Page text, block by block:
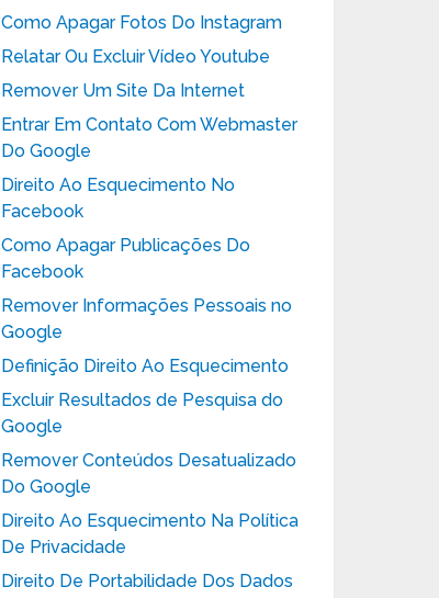
Como Apagar Fotos Do Instagram
Relatar Ou Excluir Vídeo Youtube
Remover Um Site Da Internet
Entrar Em Contato Com Webmaster
Do Google
Direito Ao Esquecimento No
Facebook
Como Apagar Publicações Do
Facebook
Remover Informações Pessoais no
Google
Definição Direito Ao Esquecimento
Excluir Resultados de Pesquisa do
Google
Remover Conteúdos Desatualizado
Do Google
Direito Ao Esquecimento Na Política
De Privacidade
Direito De Portabilidade Dos Dados